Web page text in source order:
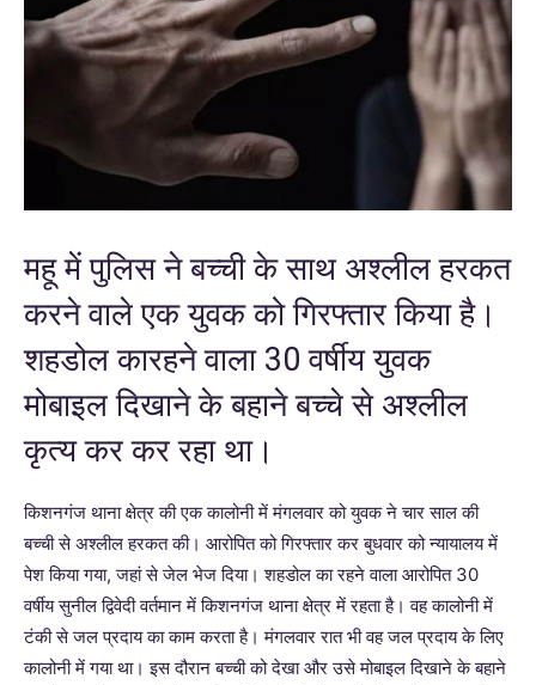
महू में पुलिस ने बच्ची के साथ अश्लील हरकत
करने वाले एक युवक को गिरफ्तार किया है।
शहडोल कारहने वाला 30 वर्षीय युवक
मोबाइल दिखाने के बहाने बच्चे से अश्लील
कृत्य कर कर रहा था।
किशनगंज थाना क्षेत्र की एक कालोनी में मंगलवार को युवक ने चार साल की
बच्ची से अश्लील हरकत की। आरोपित को गिरफ्तार कर बुधवार को न्यायालय में
पेश किया गया, जहां से जेल भेज दिया। शहडोल का रहने वाला आरोपित 30
वर्षीय सुनील द्विवेदी वर्तमान में किशनगंज थाना क्षेत्र में रहता है। वह कालोनी में
टंकी से जल प्रदाय का काम करता है। मंगलवार रात भी वह जल प्रदाय के लिए
कालोनी में गया था। इस दौरान बच्ची को देखा और उसे मोबाइल दिखाने के बहाने